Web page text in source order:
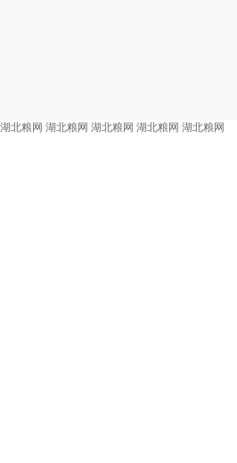
湖北粮网 湖北粮网 湖北粮网 湖北粮网 湖北粮网